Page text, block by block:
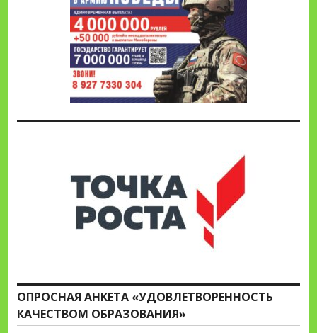
ОПРОСНАЯ АНКЕТА «УДОВЛЕТВОРЕННОСТЬ
КАЧЕСТВОМ ОБРАЗОВАНИЯ»